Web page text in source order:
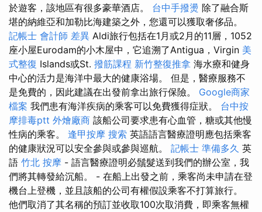
於遊客，該地區有很多豪華酒店。 台中手撥燙 除了融合斯
堪的納維亞和加勒比海建築之外，您還可以獲取奢侈品。
記帳士 會計師 差異 Aldi旅行包括在1月或2月的11層，1052
座小屋Eurodam的小木屋中，它追溯了Antigua，Virgin 美
式整復 Islands或St. 撥筋課程 新竹整復推拿 海水療和健身
中心的活力是海洋中最大的健康浴場。 但是，醫療服務不
是免費的，因此建議在出發前拿出旅行保險。 Google商家
檔案 我們患有海洋疾病的乘客可以免費獲得症狀。 台中按
摩排毒ptt 外燴廠商 該船公司要求患有心血管，糖或其他慢
性病的乘客。 逢甲按摩 搜索 英語語言醫療證明應包括乘客
的健康狀況可以安全參與或參與巡航。 記帳士 準備多久 英
語 竹北 按摩 - 語言醫療證明必鬚髮送到我們的辦公室，我
們將其轉發給沉船。 - 在船上出發之前，乘客尚未申請在登
機台上登機，並且該船的公司有權假設乘客不打算旅行。
他們取消了其名稱的預訂並收取100次取消費，即乘客無權